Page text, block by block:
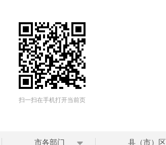
扫一扫在手机打开当前页
市各部门 县（市）区